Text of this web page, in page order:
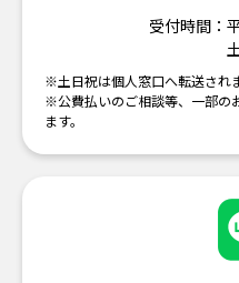
受付時間：
※土日祝は個人窓口へ転送されま
※公費払いのご相談等、一部の
ます。